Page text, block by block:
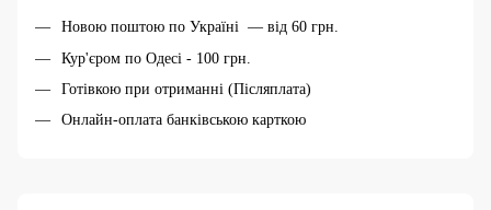
Новою поштою по Україні — від 60 грн.
Кур'єром по Одесі - 100 грн.
Готівкою при отриманні (Післяплата)
Онлайн-оплата банківською карткою